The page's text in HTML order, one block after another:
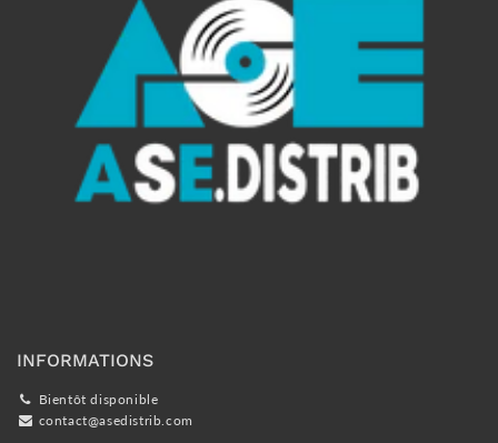
INFORMATIONS
Bientôt disponible
contact@asedistrib.com